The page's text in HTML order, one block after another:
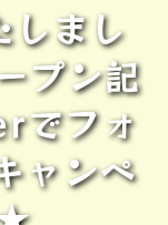
まし
プン記
フォ
ャンペ